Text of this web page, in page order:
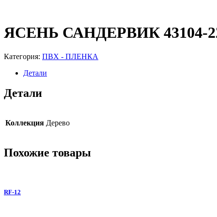
ЯСЕНЬ САНДЕРВИК 43104-
Категория: ПВХ - ПЛЕНКА
Детали
Детали
Коллекция Дерево
Похожие товары
RF-12